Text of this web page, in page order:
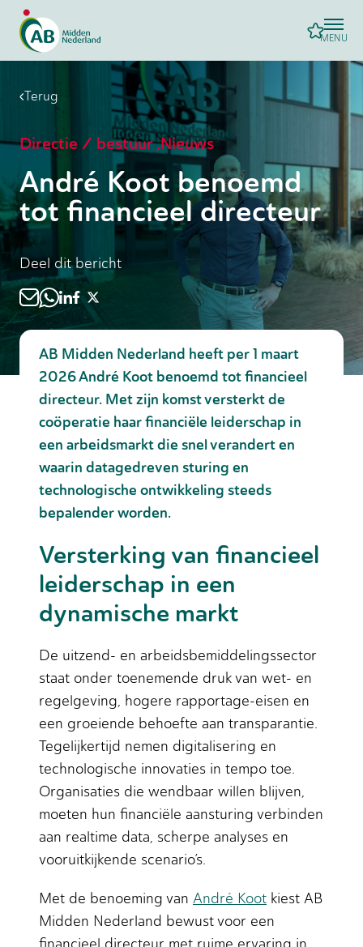
MENU
Terug
Directie / bestuur,Nieuws
André Koot benoemd
tot financieel directeur
Deel dit bericht
AB Midden Nederland heeft per 1 maart
2026 André Koot benoemd tot financieel
directeur. Met zijn komst versterkt de
coöperatie haar financiële leiderschap in
een arbeidsmarkt die snel verandert en
waarin datagedreven sturing en
technologische ontwikkeling steeds
bepalender worden.
Versterking van financieel
leiderschap in een
dynamische markt
De uitzend- en arbeidsbemiddelingssector
staat onder toenemende druk van wet- en
regelgeving, hogere rapportage-eisen en
een groeiende behoefte aan transparantie.
Tegelijkertijd nemen digitalisering en
technologische innovaties in tempo toe.
Organisaties die wendbaar willen blijven,
moeten hun financiële aansturing verbinden
aan realtime data, scherpe analyses en
vooruitkijkende scenario’s.
Met de benoeming van André Koot kiest AB
Midden Nederland bewust voor een